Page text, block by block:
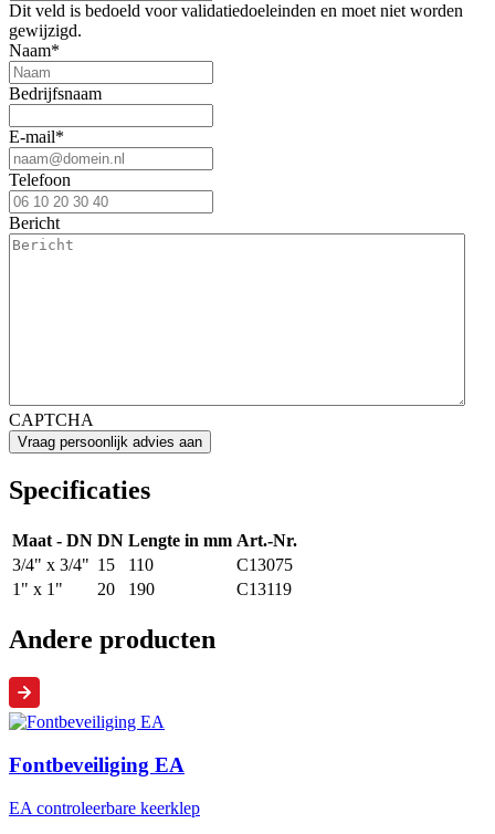
Dit veld is bedoeld voor validatiedoeleinden en moet niet worden
gewijzigd.
Naam*
Bedrijfsnaam
E-mail*
Telefoon
Bericht
CAPTCHA
Specificaties
Maat - DN DN Lengte in mm Art.-Nr.
3/4" x 3/4" 15 110
C13075
1" x 1"
20 190 C13119
Andere producten
Fontbeveiliging EA
EA controleerbare keerklep